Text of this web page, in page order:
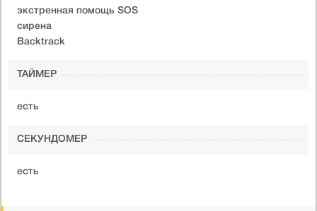
экстренная помощь SOS
сирена
Backtrack
ТАЙМЕР
есть
СЕКУНДОМЕР
есть